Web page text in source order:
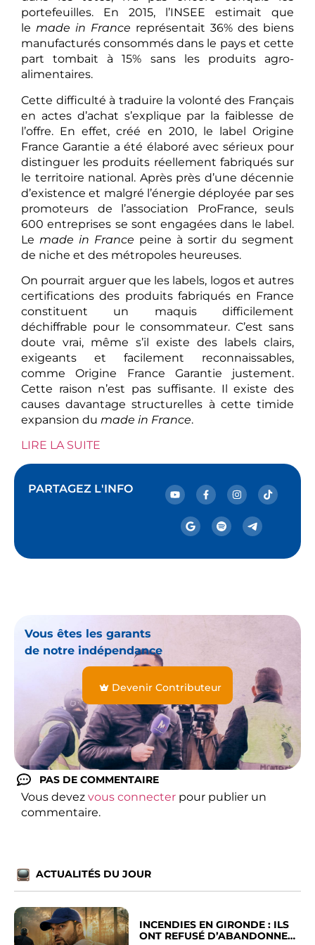
portefeuilles. En 2015, l’INSEE estimait que
le made in France représentait 36% des biens
manufacturés consommés dans le pays et cette
part tombait à 15% sans les produits agro-
alimentaires.
Cette difficulté à traduire la volonté des Français
en actes d’achat s’explique par la faiblesse de
l’offre. En effet, créé en 2010, le label Origine
France Garantie a été élaboré avec sérieux pour
distinguer les produits réellement fabriqués sur
le territoire national. Après près d’une décennie
d’existence et malgré l’énergie déployée par ses
promoteurs de l’association ProFrance, seuls
600 entreprises se sont engagées dans le label.
Le made in France peine à sortir du segment
de niche et des métropoles heureuses.
On pourrait arguer que les labels, logos et autres
certifications des produits fabriqués en France
constituent un maquis difficilement
déchiffrable pour le consommateur. C’est sans
doute vrai, même s’il existe des labels clairs,
exigeants et facilement reconnaissables,
comme Origine France Garantie justement.
Cette raison n’est pas suffisante. Il existe des
causes davantage structurelles à cette timide
expansion du made in France.
LIRE LA SUITE
PARTAGEZ L'INFO
Vous êtes les garants
de notre indépendance
Devenir Contributeur
PAS DE COMMENTAIRE
Vous devez vous connecter pour publier un
commentaire.
ACTUALITÉS DU JOUR
INCENDIES EN GIRONDE : ILS
ONT REFUSÉ D’ABANDONNER